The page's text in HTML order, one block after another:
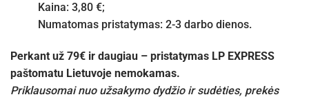
Kaina: 3,80 €;
Numatomas pristatymas: 2-3 darbo dienos.
Perkant už 79€ ir daugiau – pristatymas LP EXPRESS
paštomatu Lietuvoje nemokamas.
Priklausomai nuo užsakymo dydžio ir sudėties, prekės